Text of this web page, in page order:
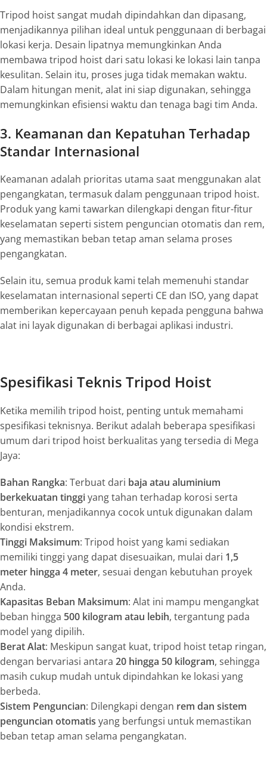
Tripod hoist sangat mudah dipindahkan dan dipasang,
menjadikannya pilihan ideal untuk penggunaan di berbagai
lokasi kerja. Desain lipatnya memungkinkan Anda
membawa tripod hoist dari satu lokasi ke lokasi lain tanpa
kesulitan. Selain itu, proses juga tidak memakan waktu.
Dalam hitungan menit, alat ini siap digunakan, sehingga
memungkinkan efisiensi waktu dan tenaga bagi tim Anda.
3. Keamanan dan Kepatuhan Terhadap
Standar Internasional
Keamanan adalah prioritas utama saat menggunakan alat
pengangkatan, termasuk dalam penggunaan tripod hoist.
Produk yang kami tawarkan dilengkapi dengan fitur-fitur
keselamatan seperti sistem penguncian otomatis dan rem,
yang memastikan beban tetap aman selama proses
pengangkatan.
Selain itu, semua produk kami telah memenuhi standar
keselamatan internasional seperti CE dan ISO, yang dapat
memberikan kepercayaan penuh kepada pengguna bahwa
alat ini layak digunakan di berbagai aplikasi industri.
Spesifikasi Teknis Tripod Hoist
Ketika memilih tripod hoist, penting untuk memahami
spesifikasi teknisnya. Berikut adalah beberapa spesifikasi
umum dari tripod hoist berkualitas yang tersedia di Mega
Jaya:
Bahan Rangka: Terbuat dari baja atau aluminium
berkekuatan tinggiyang tahan terhadap korosi serta
benturan, menjadikannya cocok untuk digunakan dalam
kondisi ekstrem.
Tinggi Maksimum: Tripod hoist yang kami sediakan
memiliki tinggi yang dapat disesuaikan, mulai dari 1,5
meter hingga 4 meter, sesuai dengan kebutuhan proyek
Anda.
Kapasitas Beban Maksimum: Alat ini mampu mengangkat
beban hingga 500 kilogram atau lebih, tergantung pada
model yang dipilih.
Berat Alat: Meskipun sangat kuat, tripod hoist tetap ringan,
dengan bervariasi antara 20 hingga 50 kilogram, sehingga
masih cukup mudah untuk dipindahkan ke lokasi yang
berbeda.
Sistem Penguncian: Dilengkapi dengan rem dan sistem
penguncian otomatis yang berfungsi untuk memastikan
beban tetap aman selama pengangkatan.